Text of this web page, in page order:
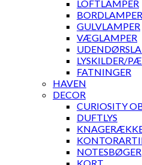
LOFTLAMPER
BORDLAMPER
GULVLAMPER
VÆGLAMPER
LYSKILDER/
FATNINGER
HAVEN
DECOR
CURIOSITY
DUFTLYS
NOTESBØGER